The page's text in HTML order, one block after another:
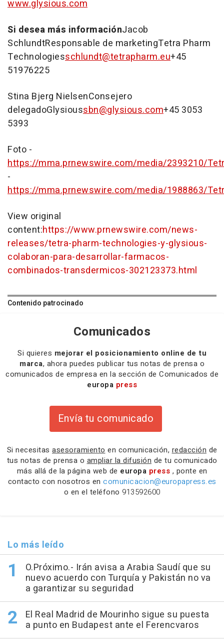
www.glysious.com
Si desea más informaciónJacob
SchlundtResponsable de marketingTetra Pharm
Technologiesschlundt@tetrapharm.eu+45
51976225
Stina Bjerg NielsenConsejero
delegadoGlysioussbn@glysious.com+45 3053
5393
Foto -
https://mma.prnewswire.com/media/2393210/
-
https://mma.prnewswire.com/media/1988863/
View original
content:https://www.prnewswire.com/news-
releases/tetra-pharm-technologies-y-glysious-
colaboran-para-desarrollar-farmacos-
combinados-transdermicos-302123373.html
Contenido patrocinado
Comunicados
Si quieres mejorar el posicionamiento online de tu
marca, ahora puedes publicar tus notas de prensa o
comunicados de empresa en la sección de Comunicados de
europa press
Envía tu comunicado
Si necesitas asesoramiento en comunicación, redacción de
tus notas de prensa o ampliar la difusión de tu comunicado
más allá de la página web de europa press , ponte en
contacto con nosotros en comunicacion@europapress.es
o en el teléfono 913592600
Lo más leído
O.Próximo.- Irán avisa a Arabia Saudí que su
nuevo acuerdo con Turquía y Pakistán no va
a garantizar su seguridad
El Real Madrid de Mourinho sigue su puesta
a punto en Budapest ante el Ferencvaros